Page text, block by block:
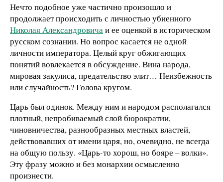
Нечто подобное уже частично произошло и
продолжает происходить с личностью убиенного
Николая Александровича и ее оценкой в историческом
русском сознании. Но вопрос касается не одной
личности императора. Целый круг обжигающих
понятий вовлекается в обсуждение. Вина народа,
мировая закулиса, предательство элит… Неизбежность
или случайность? Голова кругом.
Царь был одинок. Между ним и народом располагался
плотный, непробиваемый слой бюрократии,
чиновничества, разнообразных местных властей,
действовавших от имени царя, но, очевидно, не всегда
на общую пользу. «Царь-то хорош, но бояре – волки».
Эту фразу можно и без монархии осмысленно
произнести.